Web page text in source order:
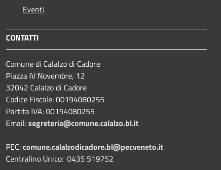
Eventi
CONTATTI
Comune di Calalzo di Cadore
Piazza IV Novembre, 12
32042 Calalzo di Cadore
Codice Fiscale: 00194080255
Partita IVA: 00194080255
Email:segreteria@comune.calalzo.bl.it
PEC:comune.calalzodicadore.bl@pecveneto.it
Centralino Unico: 0435 519752